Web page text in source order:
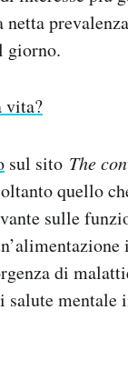
giorno.
vita?
sul sito The
quello
sulle
di
salute